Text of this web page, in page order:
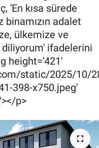
'En kısa sürede
binamızın adalet
ülkemize ve
diliyorum' ifadelerini
height='421'
static/2025/10/
398-x750.jpeg'
p>